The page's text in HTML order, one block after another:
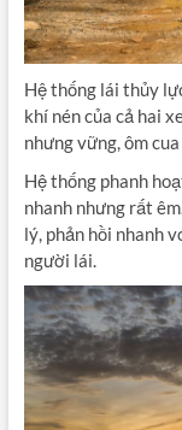
Hệ thống lái thủy
khí nén của cả hai
nhưng vững, ôm
Hệ thống phanh
nhanh nhưng rất
lý, phản hồi nhanh
người lái.